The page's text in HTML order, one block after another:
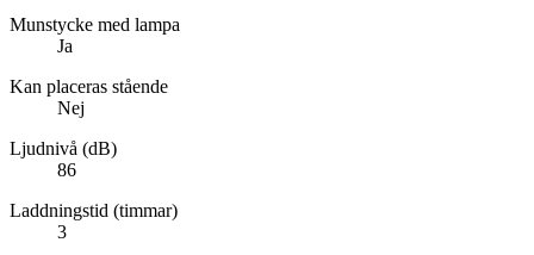
Munstycke med lampa
Ja
Kan placeras stående
Nej
Ljudnivå (dB)
86
Laddningstid (timmar)
3